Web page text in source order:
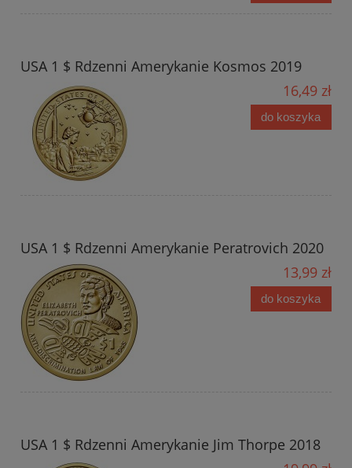
USA 1 $ Rdzenni Amerykanie Kosmos 2019
16,49 zł
do koszyka
USA 1 $ Rdzenni Amerykanie Peratrovich 2020
13,99 zł
do koszyka
USA 1 $ Rdzenni Amerykanie Jim Thorpe 2018